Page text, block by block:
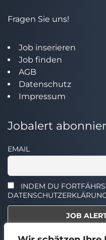
Fragen Sie uns!
Job inserieren
Job finden
AGB
Datenschutz
Impressum
Jobalert
EMAIL
INDEM DU